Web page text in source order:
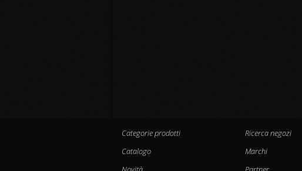
Categorie prodotti
Catalogo
Ricerca negozi
Marchi